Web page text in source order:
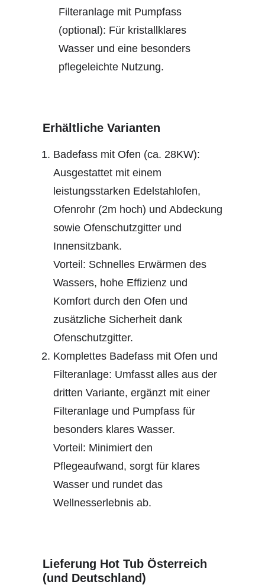
Filteranlage mit Pumpfass
(optional): Für kristallklares
Wasser und eine besonders
pflegeleichte Nutzung.
Erhältliche Varianten
Badefass mit Ofen (ca. 28KW):
Ausgestattet mit einem
leistungsstarken Edelstahlofen,
Ofenrohr (2m hoch) und Abdeckung
sowie Ofenschutzgitter und
Innensitzbank.
Vorteil: Schnelles Erwärmen des
Wassers, hohe Effizienz und
Komfort durch den Ofen und
zusätzliche Sicherheit dank
Ofenschutzgitter.
Komplettes Badefass mit Ofen und
Filteranlage: Umfasst alles aus der
dritten Variante, ergänzt mit einer
Filteranlage und Pumpfass für
besonders klares Wasser.
Vorteil: Minimiert den
Pflegeaufwand, sorgt für klares
Wasser und rundet das
Wellnesserlebnis ab.
Lieferung Hot Tub Österreich
(und Deutschland)